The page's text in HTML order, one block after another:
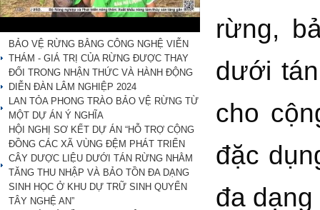
BẢO VỆ RỪNG BẰNG CÔNG NGHỆ VIỄN
THÁM - GIÁ TRỊ CỦA RỪNG ĐƯỢC THAY
ĐỔI TRONG NHẬN THỨC VÀ HÀNH ĐỘNG
DIỄN ĐÀN LÂM NGHIỆP 2024
LAN TỎA PHONG TRÀO BẢO VỆ RỪNG TỪ
MỘT DỰ ÁN Ý NGHĨA
HỘI NGHỊ SƠ KẾT DỰ ÁN “HỖ TRỢ CỘNG
ĐỒNG CÁC XÃ VÙNG ĐỆM PHÁT TRIỂN
CÂY DƯỢC LIỆU DƯỚI TÁN RỪNG NHẰM
TĂNG THU NHẬP VÀ BẢO TỒN ĐA DẠNG
SINH HỌC Ở KHU DỰ TRỮ SINH QUYỂN
TÂY NGHỆ AN”
rừng,
dưới
cho
đặc
đa